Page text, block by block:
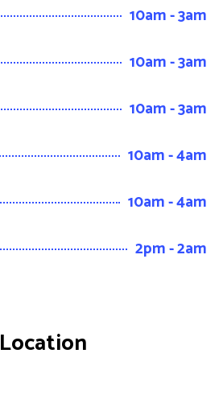
10am - 3am
10am - 3am
10am - 3am
10am - 4am
10am - 4am
2pm - 2am
Location